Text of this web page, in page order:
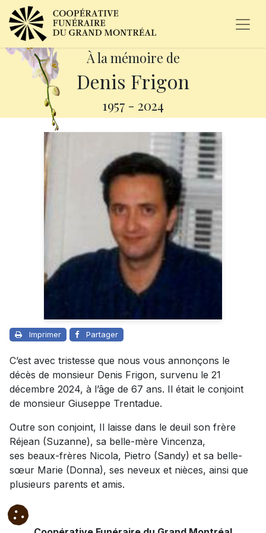
À la mémoire de
Denis Frigon
1957 - 2024
Imprimer Partager
C’est avec tristesse que nous vous annonçons le
décès de monsieur Denis Frigon, survenu le 21
décembre 2024, à l’âge de 67 ans. Il était le conjoint
de monsieur Giuseppe Trentadue.
Outre son conjoint, Il laisse dans le deuil son frère
Réjean (Suzanne), sa belle-mère Vincenza,
ses beaux-frères Nicola, Pietro (Sandy) et sa belle-
sœur Marie (Donna), ses neveux et nièces, ainsi que
plusieurs parents et amis.